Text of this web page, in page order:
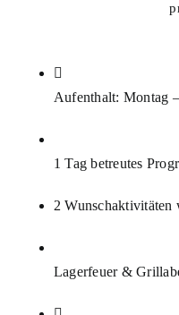
Aufenthalt: Montag
1 Tag betreutes
2 Wunschaktivitäten
Lagerfeuer &